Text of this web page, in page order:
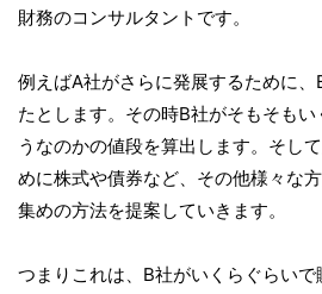
財務のコンサルタントです。
例えばA社がさらに発展するために
たとします。その時B社がそもそも
うなのかの値段を算出します。そし
めに株式や債券など、その他様々な
集めの方法を提案していきます。
つまりこれは、B社がいくらぐらい